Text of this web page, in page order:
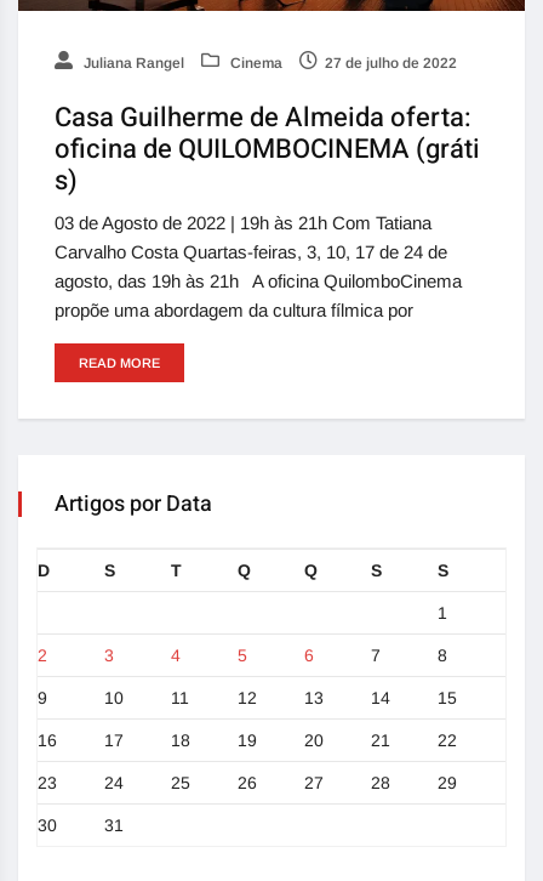
Juliana Rangel Cinema 27 de julho de 2022
Casa Guilherme de Almeida oferta:
oficina de QUILOMBOCINEMA (gráti
s)
03 de Agosto de 2022 | 19h às 21h Com Tatiana
Carvalho Costa Quartas-feiras, 3, 10, 17 de 24 de
agosto, das 19h às 21h A oficina QuilomboCinema
propõe uma abordagem da cultura fílmica por
READ MORE
Artigos por Data
D S T Q Q S S
1
2 3 4 5 6 7 8
9 10 11 12 13 14 15
16 17 18 19 20 21 22
23 24 25 26 27 28 29
30 31